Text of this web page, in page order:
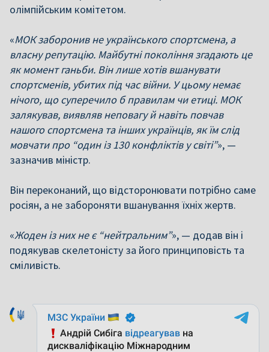
олімпійським комітетом.
«МОК заборонив не українського спортсмена, а
власну репутацію. Майбутні покоління згадають це
як момент ганьби. Він лише хотів вшанувати
спортсменів, убитих під час війни. У цьому немає
нічого, що суперечило б правилам чи етиці. МОК
залякував, виявляв неповагу й навіть повчав
нашого спортсмена та інших українців, як їм слід
мовчати про “один із 130 конфліктів у світі”», —
зазначив міністр.
Він переконаний, що відсторонювати потрібно саме
росіян, а не забороняти вшанування їхніх жертв.
«Жоден із них не є “нейтральним”», — додав він і
подякував скелетоністу за його принциповість та
сміливість.